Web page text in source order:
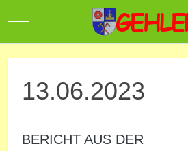
Mobile Menu Toggle
13.06.2023
BERICHT AUS DER